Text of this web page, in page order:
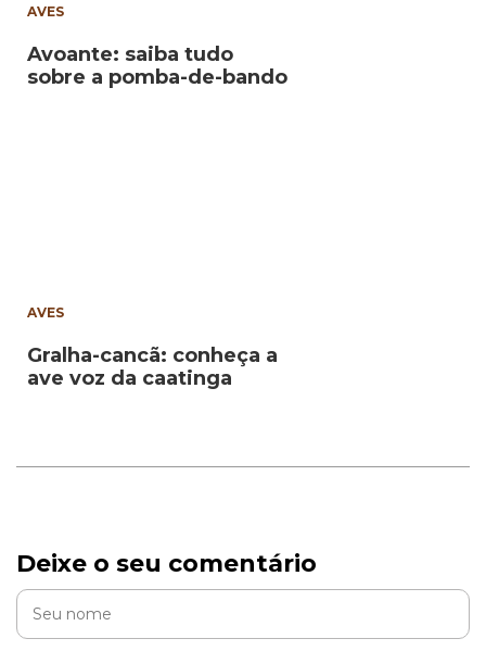
AVES
Avoante: saiba tudo
sobre a pomba-de-bando
AVES
Gralha-cancã: conheça a
ave voz da caatinga
Deixe o seu comentário